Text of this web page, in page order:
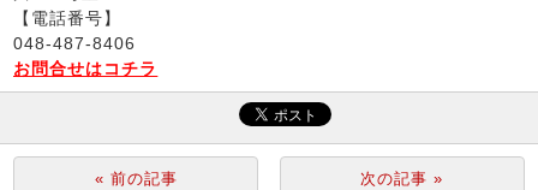
【電話番号】
048-487-8406
お問合せはコチラ
« 前の記事 次の記事 »